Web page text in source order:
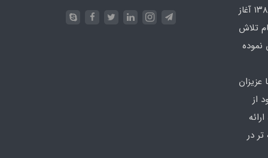
در محدوده که کار خود را از سال ۱۳۸۶ آغاز
تلاش
نموده
از
در